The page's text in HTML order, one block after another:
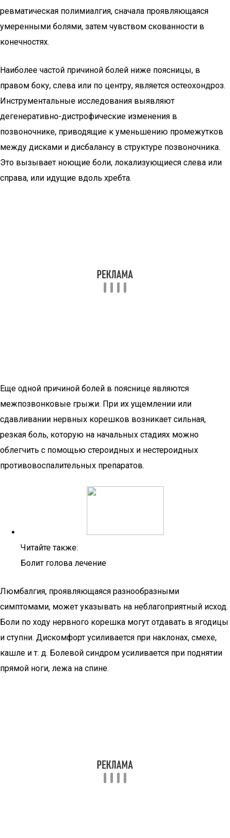
ревматическая полимиалгия, сначала проявляющаяся
умеренными болями, затем чувством скованности в
конечностях.
Наиболее частой причиной болей ниже поясницы, в
правом боку, слева или по центру, является остеохондроз.
Инструментальные исследования выявляют
дегенеративно-дистрофические изменения в
позвоночнике, приводящие к уменьшению промежутков
между дисками и дисбалансу в структуре позвоночника.
Это вызывает ноющие боли, локализующиеся слева или
справа, или идущие вдоль хребта.
Еще одной причиной болей в пояснице являются
межпозвонковые грыжи. При их ущемлении или
сдавливании нервных корешков возникает сильная,
резкая боль, которую на начальных стадиях можно
облегчить с помощью стероидных и нестероидных
противовоспалительных препаратов.
Читайте также:
Болит голова лечение
Люмбалгия, проявляющаяся разнообразными
симптомами, может указывать на неблагоприятный исход.
Боли по ходу нервного корешка могут отдавать в ягодицы
и ступни. Дискомфорт усиливается при наклонах, смехе,
кашле и т. д. Болевой синдром усиливается при поднятии
прямой ноги, лежа на спине.